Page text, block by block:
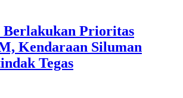
Berlakukan Prioritas
Kendaraan Siluman
Tegas